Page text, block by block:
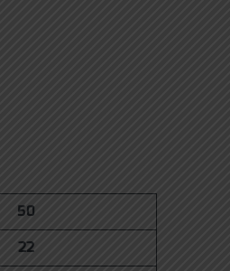
50
22